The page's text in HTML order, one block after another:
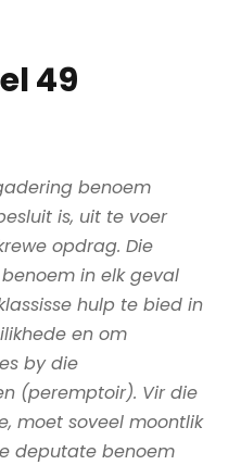
49
benoem
is, uit te voer
opdrag. Die
in elk geval
hulp te bied in
en om
by die
(peremptoir). Vir die
moet soveel moontlik
deputate benoem